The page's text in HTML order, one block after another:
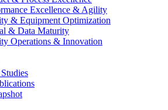
Excellence & Agility
& Equipment Optimization
& Data Maturity
Operations & Innovation